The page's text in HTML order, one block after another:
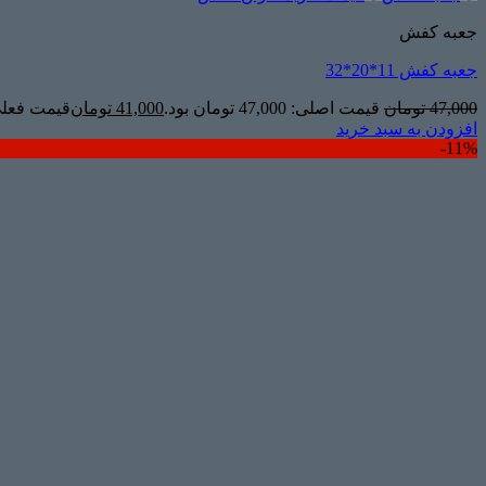
جعبه کفش
جعبه کفش 11*20*32
47,000 تومان قیمت اصلی: 47,000 تومان بود. 41,000 تومانقیمت فعلی: 41,000
افزودن به سبد خرید
11%-